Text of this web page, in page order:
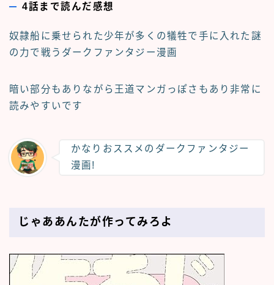
4話まで読んだ感想
奴隷船に乗せられた少年が多くの犠牲で手に入れた謎
の力で戦うダークファンタジー漫画
暗い部分もありながら王道マンガっぽさもあり非常に
読みやすいです
かなりおススメのダークファンタジー
漫画!
じゃああんたが作ってみろよ